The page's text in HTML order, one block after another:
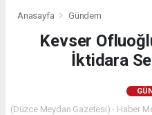
Anasayfa Gündem
Kevser
İktidara
(Düzce Meydan Gazetesi) - Haber